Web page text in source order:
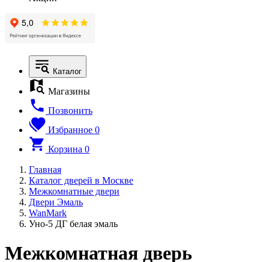
Каталог
Магазины
Позвонить
Избранное 0
Корзина 0
Главная
Каталог дверей в Москве
Межкомнатные двери
Двери Эмаль
WanMark
Уно-5 ДГ белая эмаль
Межкомнатная дверь